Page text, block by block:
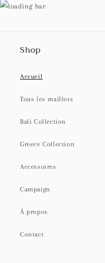
Shop
Accueil
Tous les maillots
Bali Collection
Greece Collection
Accessoires
Campaign
À propos
Contact